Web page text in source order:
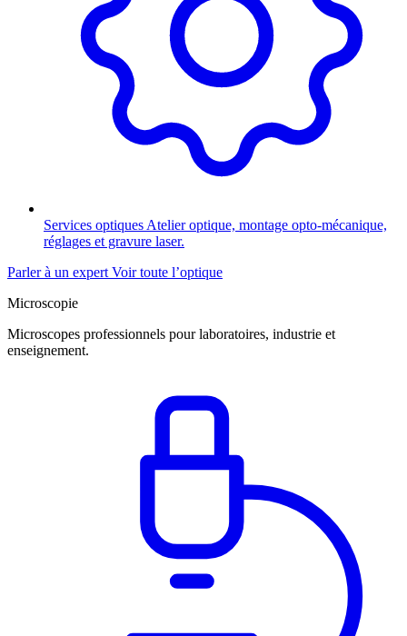
Services optiques Atelier optique, montage opto-mécanique,
réglages et gravure laser.
Parler à un expert Voir toute l’optique
Microscopie
Microscopes professionnels pour laboratoires, industrie et
enseignement.